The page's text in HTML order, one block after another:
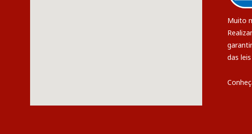
Muito
das